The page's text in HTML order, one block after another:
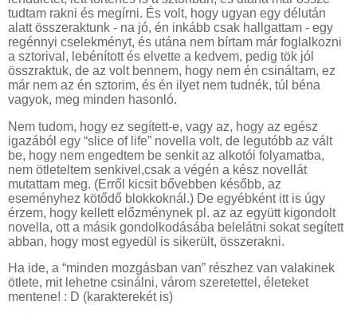
tudtam rakni és megírni. És volt, hogy ugyan egy délután
alatt összeraktunk - na jó, én inkább csak hallgattam - egy
regénnyi cselekményt, és utána nem bírtam már foglalkozni
a sztorival, lebénított és elvette a kedvem, pedig tök jól
összraktuk, de az volt bennem, hogy nem én csináltam, ez
már nem az én sztorim, és én ilyet nem tudnék, túl béna
vagyok, meg minden hasonló.
Nem tudom, hogy ez segített-e, vagy az, hogy az egész
igazából egy “slice of life” novella volt, de legutóbb az vált
be, hogy nem engedtem be senkit az alkotói folyamatba,
nem ötleteltem senkivel,csak a végén a kész novellát
mutattam meg. (Erről kicsit bővebben később, az
eseményhez kötődő blokkoknál.) De egyébként itt is úgy
érzem, hogy kellett előzménynek pl. az az együtt kigondolt
novella, ott a másik gondolkodásába belelátni sokat segített
abban, hogy most egyedül is sikerült, összerakni.
Ha ide, a “minden mozgásban van” részhez van valakinek
ötlete, mit lehetne csinálni, várom szeretettel, életeket
mentene! : D (karakterekét is)